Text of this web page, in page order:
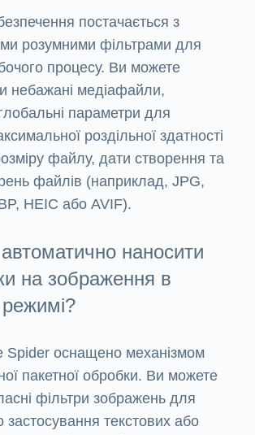
постачається з
розумними фільтрами для
процесу. Ви можете
небажані медіафайли,
параметри для
роздільної здатності
файлу, дати створення та
файлів (наприклад, JPG,
HEIC або AVIF).
наносити
на зображення в
Spider оснащено механізмом
пакетної обробки. Ви можете
фільтри зображень для
застосування текстових або